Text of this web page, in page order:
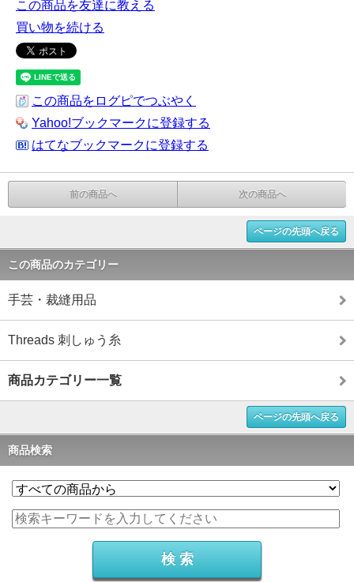
この商品を友達に教える
買い物を続ける
この商品をログピでつぶやく
Yahoo!ブックマークに登録する
はてなブックマークに登録する
前の商品へ 次の商品へ
ページの先頭へ戻る
この商品のカテゴリー
手芸・裁縫用品
Threads 刺しゅう糸
商品カテゴリー一覧
ページの先頭へ戻る
商品検索